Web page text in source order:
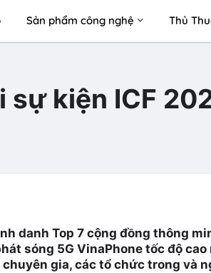
Sản phẩm công nghệ Thủ
sự kiện ICF
danh Top 7 cộng đồng thông
sóng 5G VinaPhone tốc độ cao
gia, các tổ chức trong và